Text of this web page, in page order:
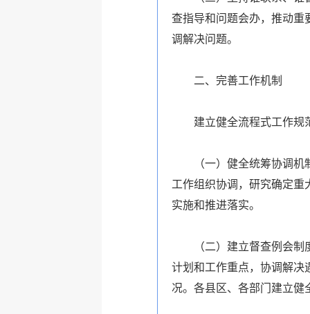
查指导和问题会办，推动重
调解决问题。
二、完善工作机制
建立健全流程式工作规
（一）健全统筹协调
工作组织协调，研究确定重
实施和推进落实。
（二）建立督查例会
计划和工作重点，协调解决
况。各县区、各部门建立健